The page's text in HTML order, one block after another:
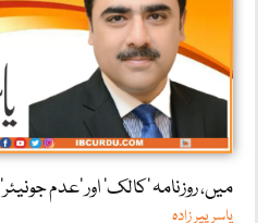
میں، روزنامہ ’کالک‘ اور ’عدم جونیئر‘
یاسر پیر زادہ